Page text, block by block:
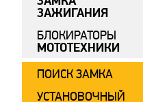
ЗАЖИГАНИЯ
БЛОКИРАТОРЫ
МОТОТЕХНИКИ
ПОИСК ЗАМКА
УСТАНОВОЧНЫЙ